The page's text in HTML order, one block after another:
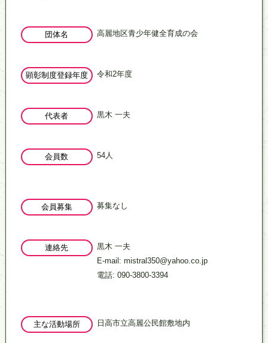
団体名 高麗地区青少年健全育成の会
顕彰制度登録年度 令和2年度
代表者 黒木 一夫
会員数 54人
会員募集 募集なし
連絡先
黒木 一夫
E-mail: mistral350@yahoo.co.jp
電話: 090-3800-3394
主な活動場所 日高市立高麗公民館敷地内